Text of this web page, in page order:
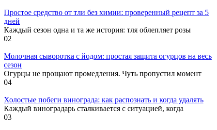
Простое средство от тли без химии: проверенный рецепт за 5
дней
Каждый сезон одна и та же история: тля облепляет розы
02
Молочная сыворотка с йодом: простая защита огурцов на весь
сезон
Огурцы не прощают промедления. Чуть пропустил момент
04
Холостые побеги винограда: как распознать и когда удалять
Каждый виноградарь сталкивается с ситуацией, когда
03